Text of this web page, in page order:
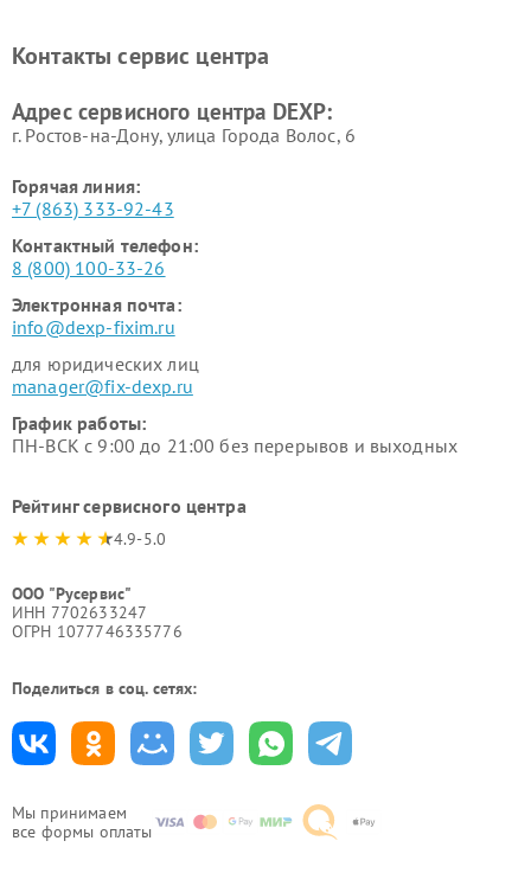
Мы принимаем
все формы оплаты
Ремонт серверов DEXP
Ремонт мини пк DEXP
Контакты сервис центра
Адрес сервисного центра DEXP:
г. Ростов-на-Дону, улица Города Волос, 6
Горячая линия:
+7 (863) 333-92-43
Контактный телефон:
8 (800) 100-33-26
Электронная почта:
info@dexp-fixim.ru
для юридических лиц
manager@fix-dexp.ru
График работы:
ПН-ВСК с 9:00 до 21:00 без перерывов и выходных
Рейтинг сервисного центра
4.9-5.0
ООО "Русервис"
ИНН 7702633247
ОГРН 1077746335776
Поделиться в соц. сетях: